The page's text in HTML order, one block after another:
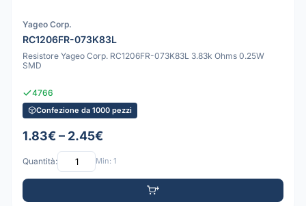
Yageo Corp.
RC1206FR-073K83L
Resistore Yageo Corp. RC1206FR-073K83L 3.83k Ohms 0.25W
SMD
4766
Confezione da 1000 pezzi
1.83€ – 2.45€
Quantità: Min: 1